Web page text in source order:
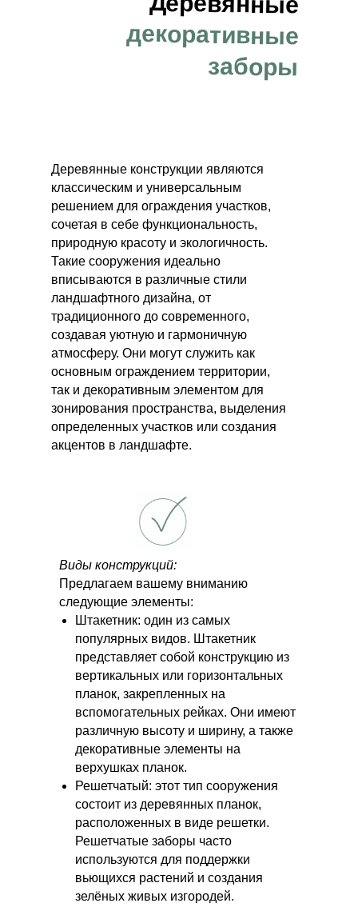
Деревянные конструкции являются
классическим и универсальным
решением для ограждения участков,
сочетая в себе функциональность,
природную красоту и экологичность.
Такие сооружения идеально
вписываются в различные стили
ландшафтного дизайна, от
традиционного до современного,
создавая уютную и гармоничную
атмосферу. Они могут служить как
основным ограждением территории,
так и декоративным элементом для
зонирования пространства, выделения
определенных участков или создания
акцентов в ландшафте.
декоративные
заборы
Виды конструкций:
Предлагаем вашему вниманию
следующие элементы:
Штакетник: один из самых
популярных видов. Штакетник
представляет собой конструкцию из
вертикальных или горизонтальных
планок, закрепленных на
вспомогательных рейках. Они имеют
различную высоту и ширину, а также
декоративные элементы на
верхушках планок.
Решетчатый: этот тип сооружения
состоит из деревянных планок,
расположенных в виде решетки.
Решетчатые заборы часто
используются для поддержки
вьющихся растений и создания
зелёных живых изгородей.